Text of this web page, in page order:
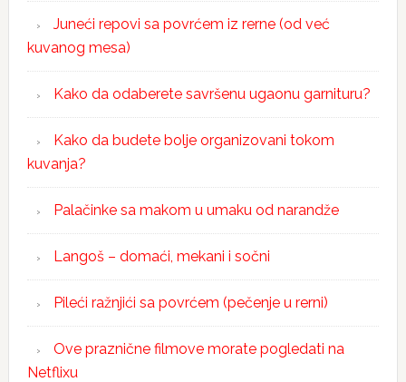
Juneći repovi sa povrćem iz rerne (od već
kuvanog mesa)
Kako da odaberete savršenu ugaonu garnituru?
Kako da budete bolje organizovani tokom
kuvanja?
Palačinke sa makom u umaku od narandže
Langoš – domaći, mekani i sočni
Pileći ražnjići sa povrćem (pečenje u rerni)
Ove praznične filmove morate pogledati na
Netflixu